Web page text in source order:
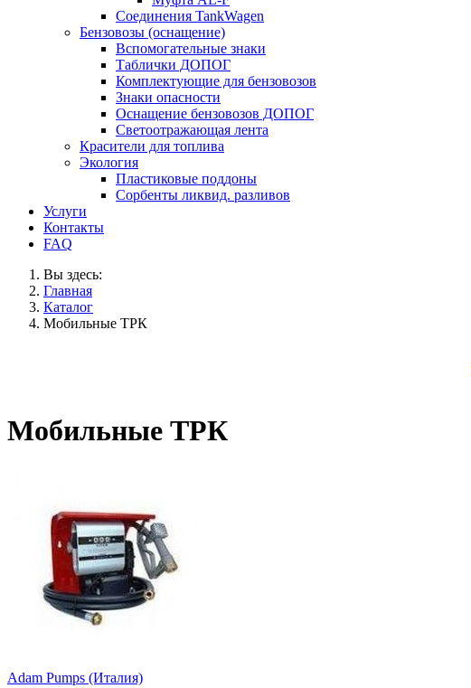
Соединения TankWagen
Бензовозы (оснащение)
Вспомогательные знаки
Таблички ДОПОГ
Комплектующие для бензовозов
Знаки опасности
Оснащение бензовозов ДОПОГ
Светоотражающая лента
Красители для топлива
Экология
Пластиковые поддоны
Сорбенты ликвид. разливов
Услуги
Контакты
FAQ
Вы здесь:
Главная
Каталог
Мобильные ТРК
Мобильные ТРК
Adam Pumps (Италия)